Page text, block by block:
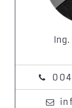
Ing.